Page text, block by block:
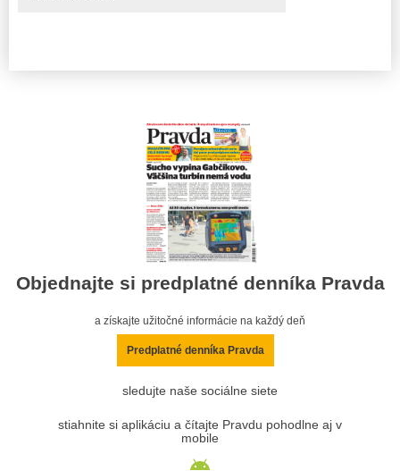
Objednajte si predplatné denníka Pravda
a získajte užitočné informácie na každý deň
Predplatné denníka Pravda
sledujte naše sociálne siete
stiahnite si aplikáciu a čítajte Pravdu pohodlne aj v
mobile